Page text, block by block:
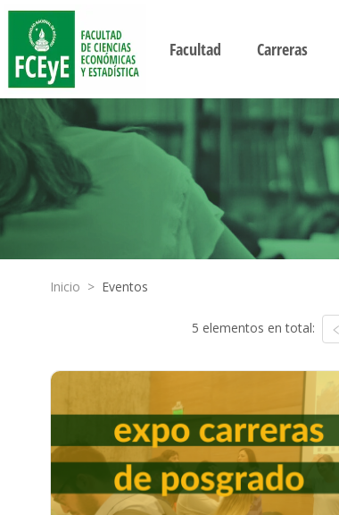
Facultad Carreras
Inicio > Eventos
5 elementos en total: